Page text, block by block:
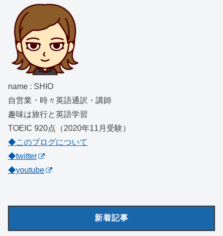
name : SHIO
自営業・時々英語通訳・講師
趣味は旅行と英語学習
TOEIC 920点（2020年11月受験）
◆このブログについて
◆twitter
◆youtube
新着記事